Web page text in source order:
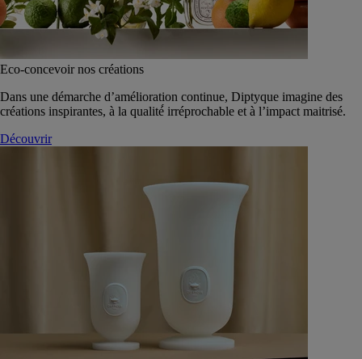
Eco-concevoir nos créations
Dans une démarche d’amélioration continue, Diptyque imagine des
créations inspirantes, à la qualité́ irréprochable et à l’impact maitrisé.
Découvrir